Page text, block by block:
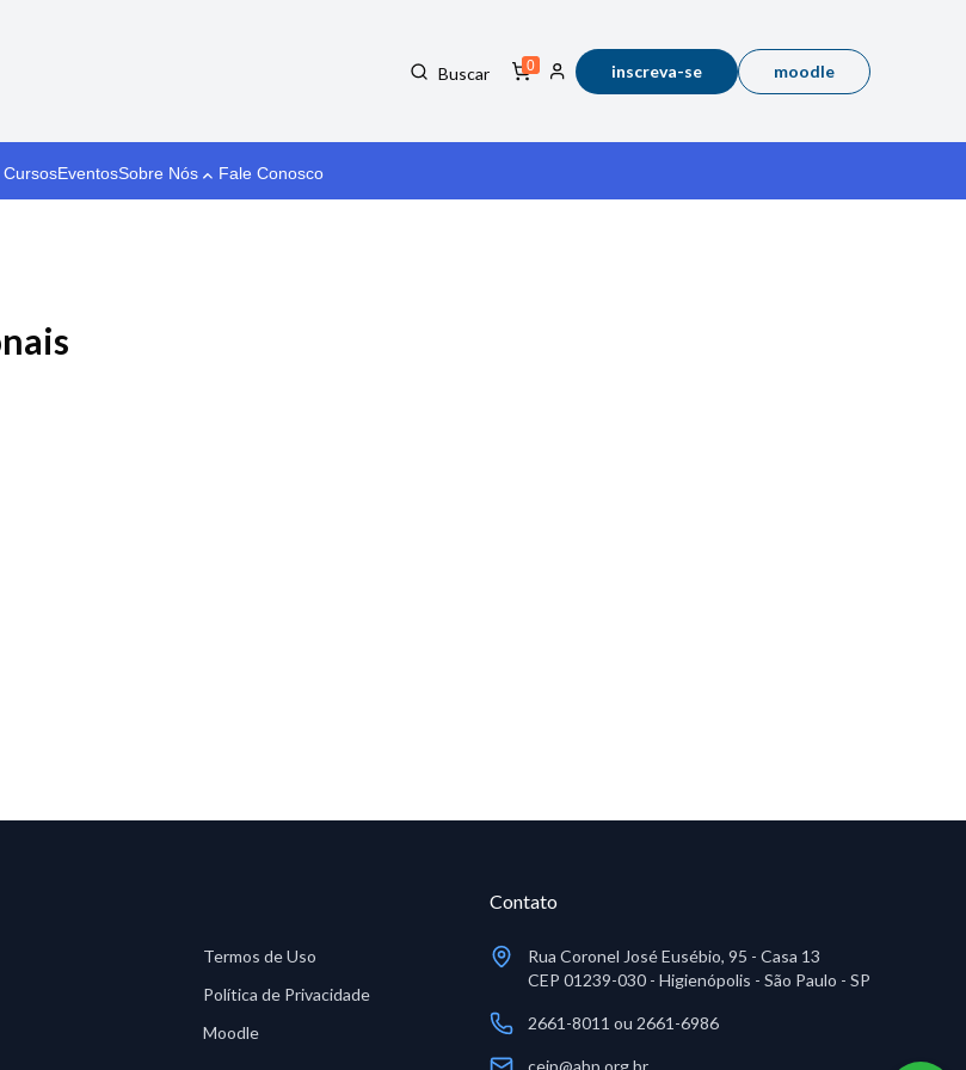
Buscar 0 inscreva-se moodle
CursosEventosSobre Nós Fale Conosco
Termos de Uso
Política de Privacidade
Moodle
Contato
Rua Coronel José Eusébio, 95 - Casa 13
CEP 01239-030 - Higienópolis - São Paulo - SP
2661-8011 ou 2661-6986